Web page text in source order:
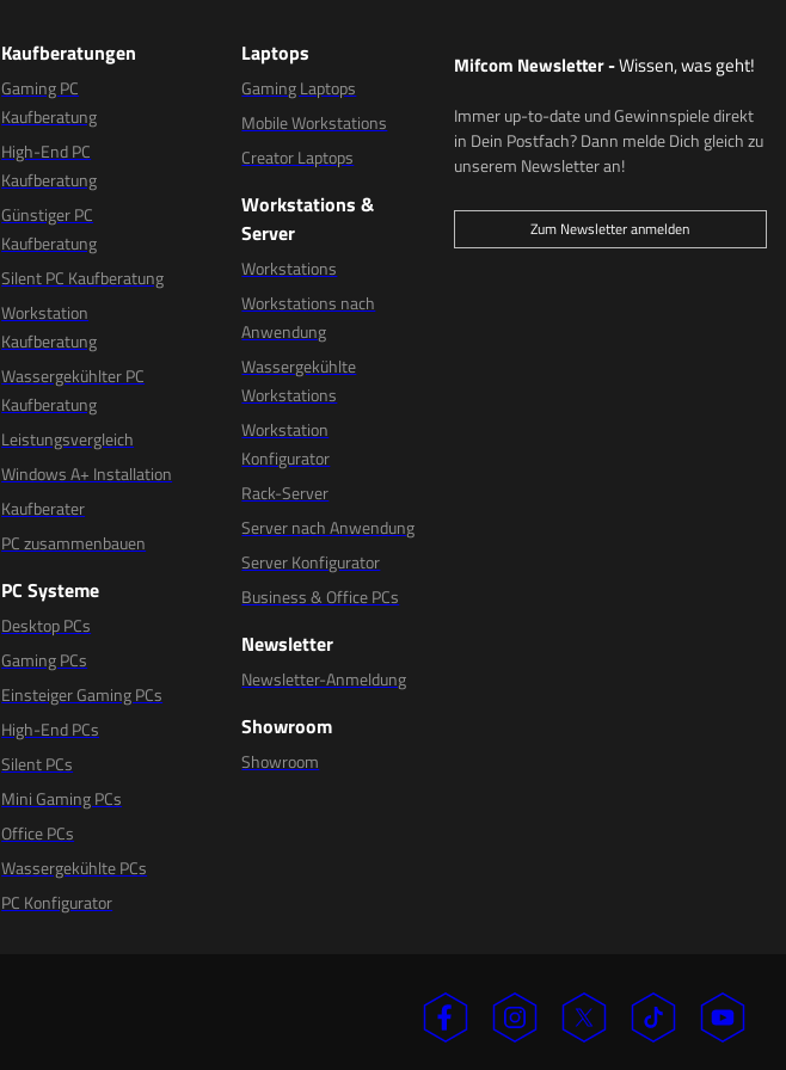
Kaufberatungen
Gaming PC
Kaufberatung
High-End PC
Kaufberatung
Günstiger PC
Kaufberatung
Silent PC Kaufberatung
Workstation
Kaufberatung
Wassergekühlter PC
Kaufberatung
Leistungsvergleich
Windows A+ Installation
Kaufberater
PC zusammenbauen
PC Systeme
Desktop PCs
Gaming PCs
Einsteiger Gaming PCs
High-End PCs
Silent PCs
Mini Gaming PCs
Office PCs
Wassergekühlte PCs
PC Konfigurator
Laptops
Gaming Laptops
Mobile Workstations
Creator Laptops
Workstations &
Server
Workstations
Workstations nach
Anwendung
Wassergekühlte
Workstations
Workstation
Konfigurator
Rack-Server
Server nach Anwendung
Server Konfigurator
Business & Office PCs
Newsletter
Newsletter-Anmeldung
Showroom
Showroom
Mifcom Newsletter-Wissen, was geht!
Immer up-to-date und Gewinnspiele direkt
in Dein Postfach? Dann melde Dich gleich zu
unserem Newsletter an!
Zum Newsletter anmelden